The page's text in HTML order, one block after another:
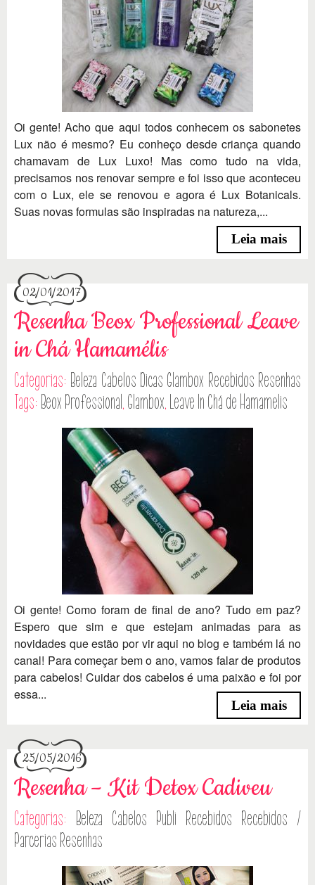
Oi gente! Acho que aqui todos conhecem os sabonetes
Lux não é mesmo? Eu conheço desde criança quando
chamavam de Lux Luxo! Mas como tudo na vida,
precisamos nos renovar sempre e foi isso que aconteceu
com o Lux, ele se renovou e agora é Lux Botanicals.
Suas novas formulas são inspiradas na natureza,...
Leia mais
02/01/2017
Resenha Beox Professional Leave
in Chá Hamamélis
Categorias: Beleza Cabelos Dicas Glambox Recebidos Resenhas
Tags: Beox Professional, Glambox, Leave In Chá de Hamamelis
Oi gente! Como foram de final de ano? Tudo em paz?
Espero que sim e que estejam animadas para as
novidades que estão por vir aqui no blog e também lá no
canal! Para começar bem o ano, vamos falar de produtos
para cabelos! Cuidar dos cabelos é uma paixão e foi por
essa...
Leia mais
25/05/2016
Resenha – Kit Detox Cadiveu
Categorias: Beleza Cabelos Publi Recebidos Recebidos /
Parcerias Resenhas